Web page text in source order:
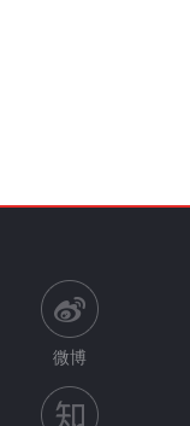
微博